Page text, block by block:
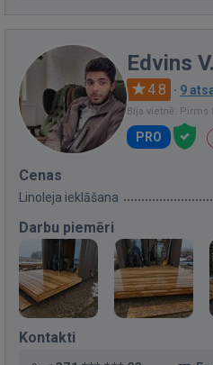
Edvins V.
4.8 · 9
Bija vietnē: Pirms
PRO
Cenas
Linoleja ieklāšana
Darbu piemēri
Kontakti